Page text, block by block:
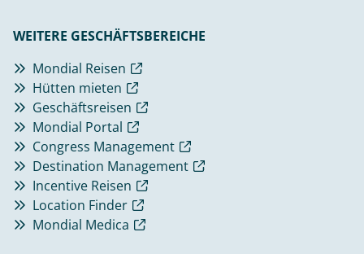
WEITERE GESCHÄFTSBEREICHE
Mondial Reisen
Hütten mieten
Geschäftsreisen
Mondial Portal
Congress Management
Destination Management
Incentive Reisen
Location Finder
Mondial Medica